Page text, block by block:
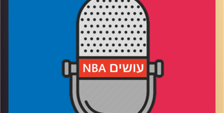
רבע 1: דוק ריברס מחליף את אדריאן גריפין במילווקי באקס –
למה? ומה חלקו של יאניס אנטטוקומפו?
רבע 2: טרי רוז׳יר מגיע כדי להפוך את מיאמי היט לקבוצה
רבע 3: דני אבדיה תוקע יתד בליגה, ג׳ואל אמביד וקארל
אנתוני-טאונס שוברים שיאים, ראסל ווסטברוק שובר את
המורשת שהשאיר על האוהדים ועל השחקנים